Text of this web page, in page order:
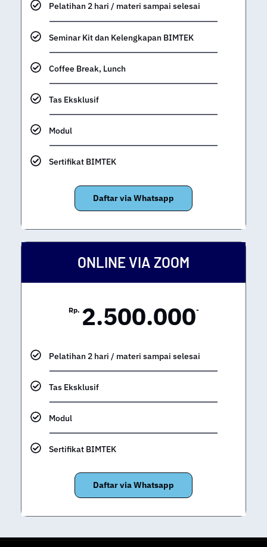
Pelatihan 2 hari / materi sampai selesai
Seminar Kit dan Kelengkapan BIMTEK
Coffee Break, Lunch
Tas Eksklusif
Modul
Sertifikat BIMTEK
Daftar via Whatsapp
ONLINE VIA ZOOM
Rp. 2.500.000-
Pelatihan 2 hari / materi sampai selesai
Tas Eksklusif
Modul
Sertifikat BIMTEK
Daftar via Whatsapp